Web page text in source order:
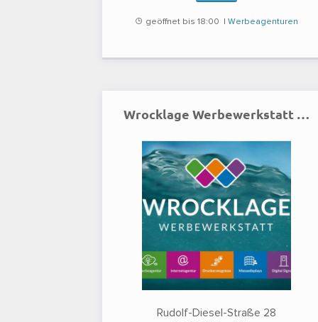
geöffnet bis 18:00 |Werbeagenturen
Wrocklage Werbewerkstatt Displays
Rudolf-Diesel-Straße 28